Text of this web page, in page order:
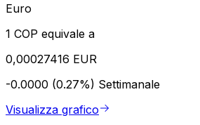
Euro
1 COP equivale a
0,00027416 EUR
-0.0000 (0.27%) Settimanale
Visualizza grafico